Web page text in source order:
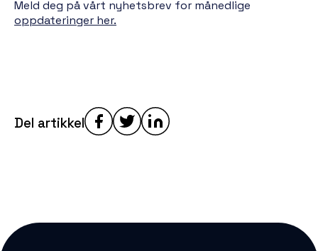
Meld deg på vårt nyhetsbrev for månedlige
oppdateringer her.
Del artikkel